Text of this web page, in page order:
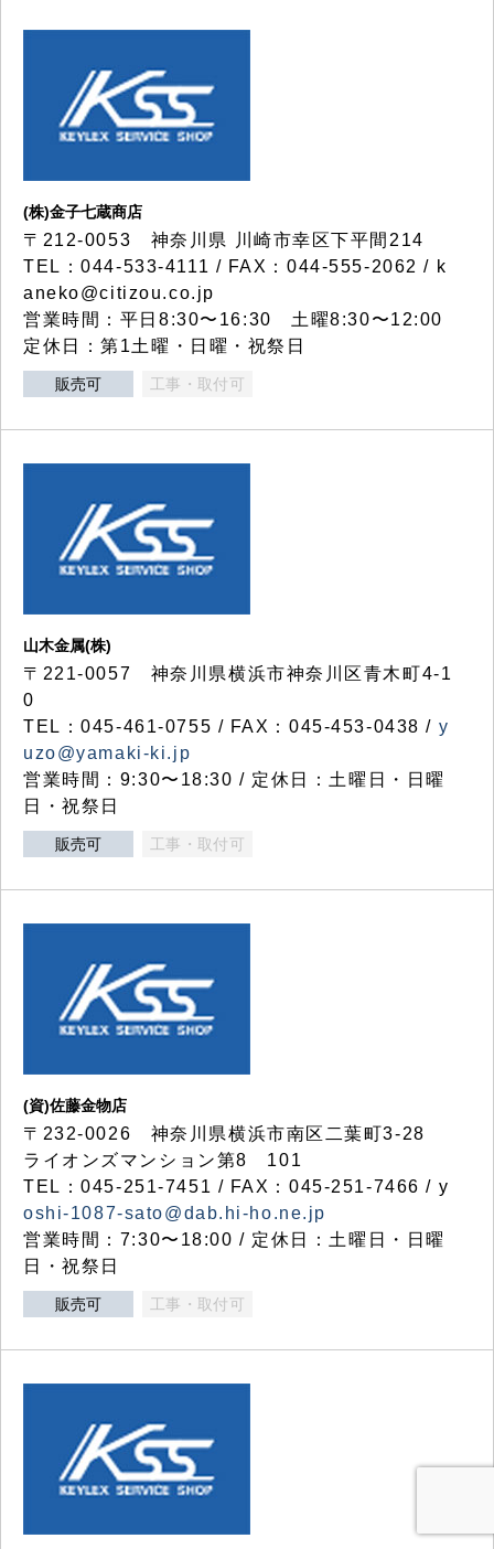
(株)金子七蔵商店
〒212-0053 神奈川県 川崎市幸区下平間214
TEL：044-533-4111 / FAX：044-555-2062 / k
aneko@citizou.co.jp
営業時間：平日8:30〜16:30 土曜8:30〜12:00
定休日：第1土曜・日曜・祝祭日
販売可 工事・取付可
山木金属(株)
〒221-0057 神奈川県横浜市神奈川区青木町4-1
0
TEL：045-461-0755 / FAX：045-453-0438 / y
uzo@yamaki-ki.jp
営業時間：9:30〜18:30 / 定休日：土曜日・日曜
日・祝祭日
販売可 工事・取付可
(資)佐藤金物店
〒232-0026 神奈川県横浜市南区二葉町3-28
ライオンズマンション第8 101
TEL：045-251-7451 / FAX：045-251-7466 / y
oshi-1087-sato@dab.hi-ho.ne.jp
営業時間：7:30〜18:00 / 定休日：土曜日・日曜
日・祝祭日
販売可 工事・取付可